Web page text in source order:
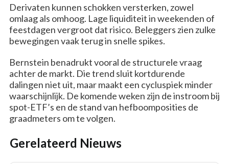
Derivaten kunnen schokken versterken, zowel
omlaag als omhoog. Lage liquiditeit in weekenden of
feestdagen vergroot dat risico. Beleggers zien zulke
bewegingen vaak terug in snelle spikes.
Bernstein benadrukt vooral de structurele vraag
achter de markt. Die trend sluit kortdurende
dalingen niet uit, maar maakt een cycluspiek minder
waarschijnlijk. De komende weken zijn de instroom bij
spot-ETF’s en de stand van hefboomposities de
graadmeters om te volgen.
Gerelateerd Nieuws